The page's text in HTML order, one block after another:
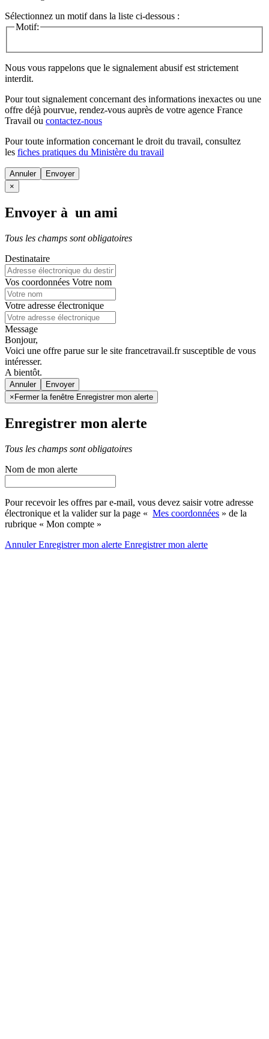
Sélectionnez un motif dans la liste ci-dessous :
Motif:
Nous vous rappelons que le signalement abusif est strictement
interdit.
Pour tout signalement concernant des informations inexactes ou une
offre déjà pourvue, rendez-vous auprès de votre agence France
Travail ou contactez-nous
Pour toute information concernant le droit du travail, consultez
les fiches pratiques du Ministère du travail
Annuler
×
Envoyer à un ami
Tous les champs sont obligatoires
Destinataire
Vos coordonnées Votre nom
Votre adresse électronique
Message
Bonjour,
Voici une offre parue sur le site francetravail.fr susceptible de vous
intéresser.
A bientôt.
Annuler
× Fermer la fenêtre Enregistrer mon alerte
Enregistrer mon alerte
Tous les champs sont obligatoires
Nom de mon alerte
Pour recevoir les offres par e-mail, vous devez saisir votre adresse
électronique et la valider sur la page « Mes coordonnées » de la
rubrique « Mon compte »
AnnulerEnregistrer mon alerte Enregistrermon alerte